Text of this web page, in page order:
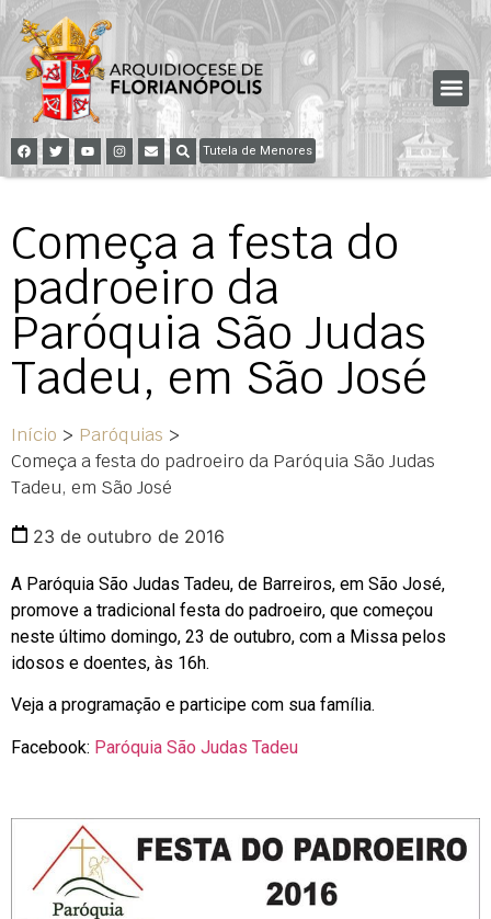
Tutela de Menores
Começa a festa do
padroeiro da
Paróquia São Judas
Tadeu, em São José
Início > Paróquias >
Começa a festa do padroeiro da Paróquia São Judas
Tadeu, em São José
23 de outubro de 2016
A Paróquia São Judas Tadeu, de Barreiros, em São José,
promove a tradicional festa do padroeiro, que começou
neste último domingo, 23 de outubro, com a Missa pelos
idosos e doentes, às 16h.
Veja a programação e participe com sua família.
Facebook: Paróquia São Judas Tadeu